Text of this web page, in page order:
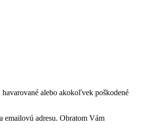
alebo akokoľvek poškodené
emailovú adresu. Obratom Vám